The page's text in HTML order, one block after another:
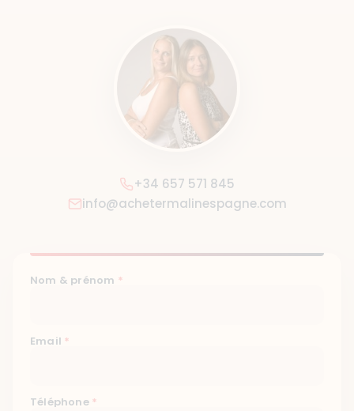
+34 657 571 845
info@achetermalinespagne.com
Nom & prénom *
Email *
Téléphone *